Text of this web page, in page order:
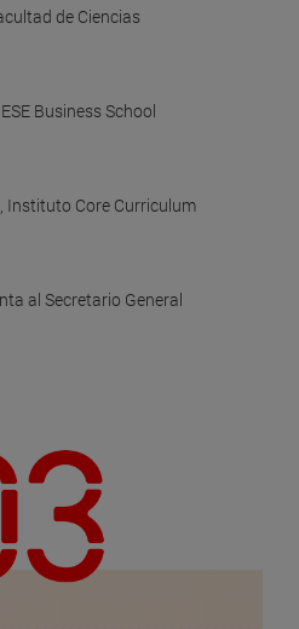
de Ciencias
Business School
Instituto Core Curriculum
al Secretario General